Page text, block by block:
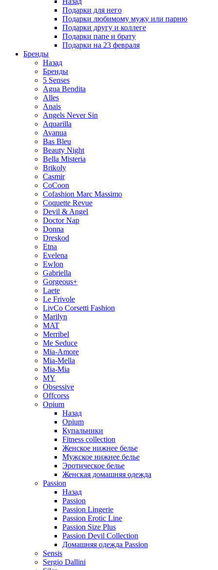
Подарки для него
Подарки любимому мужу или парню
Подарки другу и коллеге
Подарки папе и брату
Подарки на 23 февраля
Бренды
Назад
Бренды
5 Senses
Agua Bendita
Alles
Anais
Angels Never Sin
Aquarilla
Avanua
Bas Bleu
Beauty Night
Bella Misteria
Brikoly
Casmir
CoCoon
Cofashion Marc Massimo
Coquette Revue
Devil & Angel
Doctor Nap
Donna
Dreskod
Etna
Evelena
Ewlon
Gabriella
Gorgeous+
Laete
Le Frivole
LivCo Corsetti Fashion
Marilyn
MAT
Merribel
Me Seduce
Mia-Amore
Mia-Mella
Mia-Mia
MY
Obsessive
Offcorss
Opium
Назад
Opium
Купальники
Fitness collection
Женское нижнее белье
Мужское нижнее белье
Эротическое белье
Женская домашняя одежда
Passion
Назад
Passion
Passion Lingerie
Passion Erotic Line
Passion Size Plus
Passion Devil Collection
Домашняя одежда Passion
Sensis
Sergio Dallini